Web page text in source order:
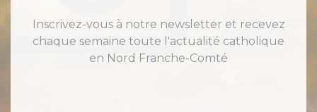
Inscrivez-vous à notre newsletter et recevez
chaque semaine toute l'actualité catholique
en Nord Franche-Comté